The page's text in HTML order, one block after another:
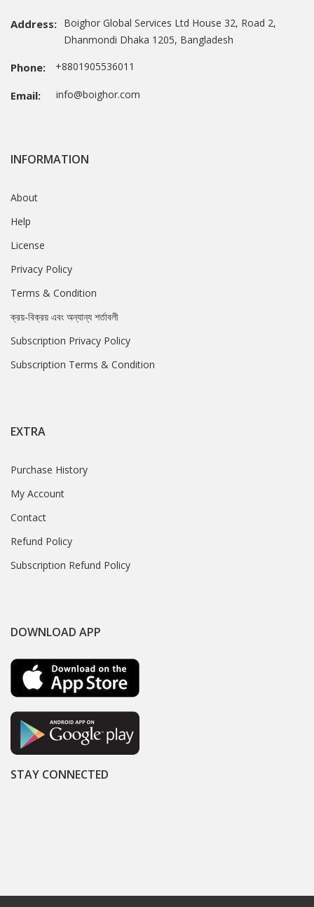
Address: Boighor Global Services Ltd House 32, Road 2,
Dhanmondi Dhaka 1205, Bangladesh
Phone: +8801905536011
Email: info@boighor.com
INFORMATION
About
Help
License
Privacy Policy
Terms & Condition
ক্রয়-বিক্রয় এবং অন্যান্য শর্তাবলী
Subscription Privacy Policy
Subscription Terms & Condition
EXTRA
Purchase History
My Account
Contact
Refund Policy
Subscription Refund Policy
DOWNLOAD APP
STAY CONNECTED